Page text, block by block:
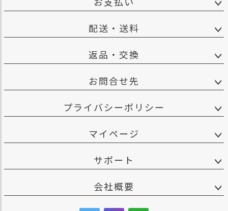
配送・送料
返品・交換
お問合せ先
プライバシーポリシー
マイページ
サポート
会社概要